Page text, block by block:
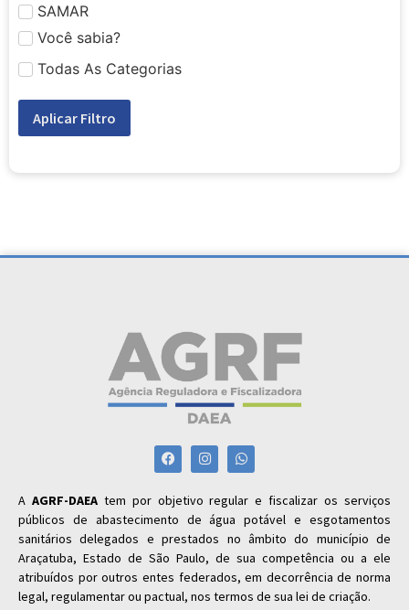
SAMAR
Você sabia?
Todas As Categorias
Aplicar Filtro
A AGRF-DAEAtem por objetivo regular e fiscalizar os serviços
públicos de abastecimento de água potável e esgotamentos
sanitários delegados e prestados no âmbito do município de
Araçatuba, Estado de São Paulo, de sua competência ou a ele
atribuídos por outros entes federados, em decorrência de norma
legal, regulamentar ou pactual, nos termos de sua lei de criação.